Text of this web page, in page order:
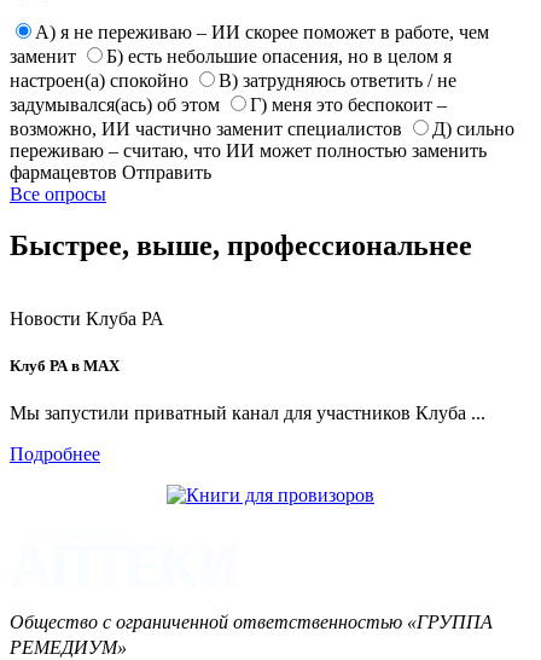
А) я не переживаю – ИИ скорее поможет в работе, чем
заменит
Б) есть небольшие опасения, но в целом я
настроен(а) спокойно
В) затрудняюсь ответить / не
задумывался(ась) об этом
Г) меня это беспокоит –
возможно, ИИ частично заменит специалистов
Д) сильно
переживаю – считаю, что ИИ может полностью заменить
фармацевтов Отправить
Все опросы
Быстрее, выше, профессиональнее
Новости Клуба РА
Клуб РА в MAX
Мы запустили приватный канал для участников Клуба ...
Подробнее
Общество с ограниченной ответственностью «ГРУППА
РЕМЕДИУМ»